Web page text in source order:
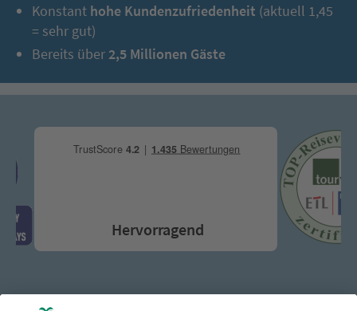
Konstant hohe Kundenzufriedenheit (aktuell 1,45
= sehr gut)
Bereits über 2,5 Millionen Gäste
Hervorragend